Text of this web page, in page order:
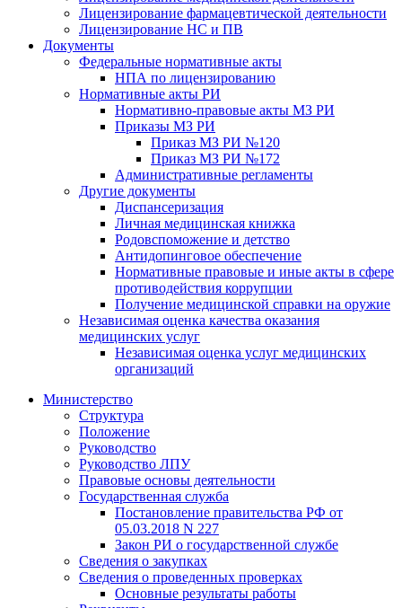
Лицензирование фармацевтической деятельности
Лицензирование НС и ПВ
Документы
Федеральные нормативные акты
НПА по лицензированию
Нормативные акты РИ
Нормативно-правовые акты МЗ РИ
Приказы МЗ РИ
Приказ МЗ РИ №120
Приказ МЗ РИ №172
Административные регламенты
Другие документы
Диспансеризация
Личная медицинская книжка
Родовспоможение и детство
Антидопинговое обеспечение
Нормативные правовые и иные акты в сфере
противодействия коррупции
Получение медицинской справки на оружие
Независимая оценка качества оказания
медицинских услуг
Независимая оценка услуг медицинскиx
организаций
Министерство
Структура
Положение
Руководство
Руководство ЛПУ
Правовые основы деятельности
Государственная служба
Постановление правительства РФ от
05.03.2018 N 227
Закон РИ о государственной службе
Сведения о закупках
Сведения о проведенных проверках
Основные результаты работы